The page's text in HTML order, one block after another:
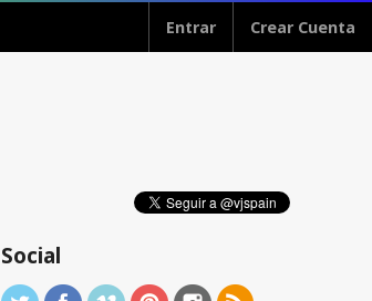
Entrar Crear Cuenta
Social